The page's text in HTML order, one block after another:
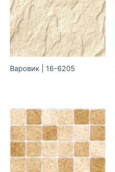
Варовик | 16-6205